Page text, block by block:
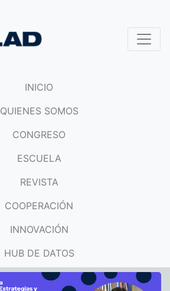
INICIO
QUIENES SOMOS
CONGRESO
ESCUELA
REVISTA
COOPERACIÓN
INNOVACIÓN
HUB DE DATOS